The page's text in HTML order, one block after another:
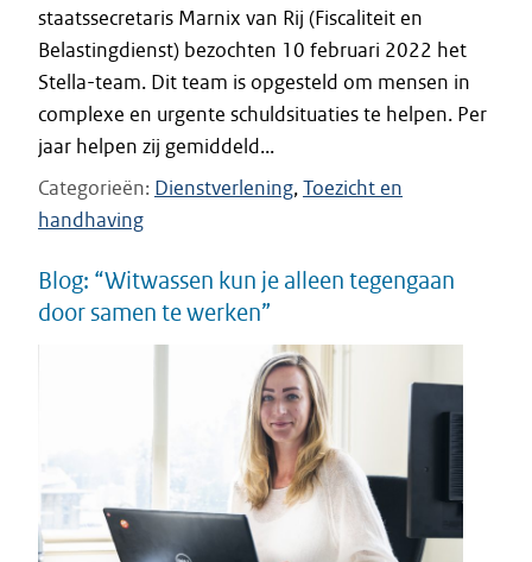
staatssecretaris Marnix van Rij (Fiscaliteit en
Belastingdienst) bezochten 10 februari 2022 het
Stella-team. Dit team is opgesteld om mensen in
complexe en urgente schuldsituaties te helpen. Per
jaar helpen zij gemiddeld...
Categorieën Dienstverlening Toezicht en
handhaving
Blog: “Witwassen kun je alleen tegengaan
door samen te werken”